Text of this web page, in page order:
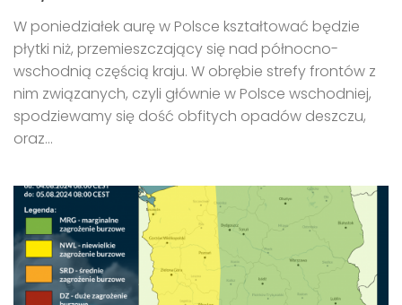
W poniedziałek aurę w Polsce kształtować będzie
płytki niż, przemieszczający się nad północno-
wschodnią częścią kraju. W obrębie strefy frontów z
nim związanych, czyli głównie w Polsce wschodniej,
spodziewamy się dość obfitych opadów deszczu,
oraz...